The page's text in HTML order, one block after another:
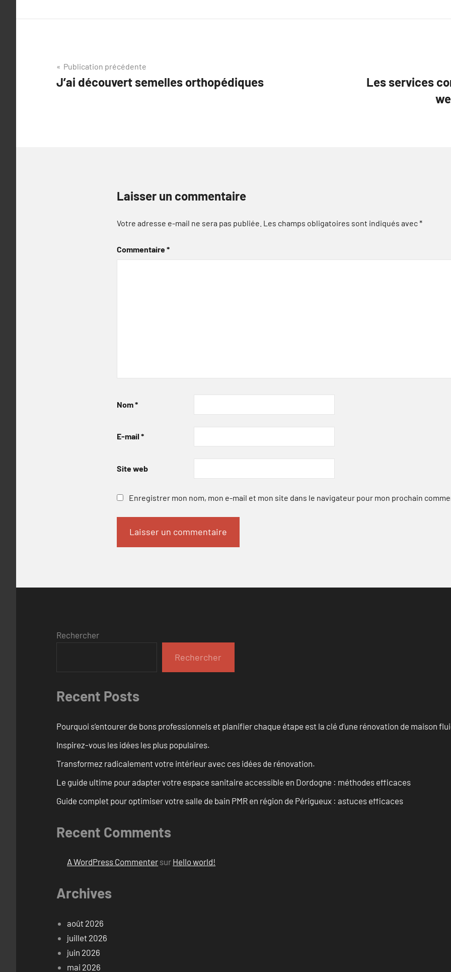
Navigation
de
Publication précédente
J’ai découvert semelles orthopédiques
Les services
Laisser un commentaire
Votre adresse e-mail ne sera pas publiée. Les champs obligatoires sont indiqués avec*
Commentaire*
Nom*
E-mail *
Site web
Enregistrer mon nom, mon e-mail et mon site dans le navigateur pour mon prochain
Rechercher
Rechercher
Recent Posts
Pourquoi s’entourer de bons professionnels et planifier chaque étape est la clé d’une rénovation de maison
Inspirez-vous les idées les plus populaires.
Transformez radicalement votre intérieur avec ces idées de rénovation.
Le guide ultime pour adapter votre espace sanitaire accessible en Dordogne : méthodes efficaces
Guide complet pour optimiser votre salle de bain PMR en région de Périgueux : astuces efficaces
Recent Comments
A WordPress Commenter sur Hello world!
Archives
août 2026
juillet 2026
juin 2026
mai 2026